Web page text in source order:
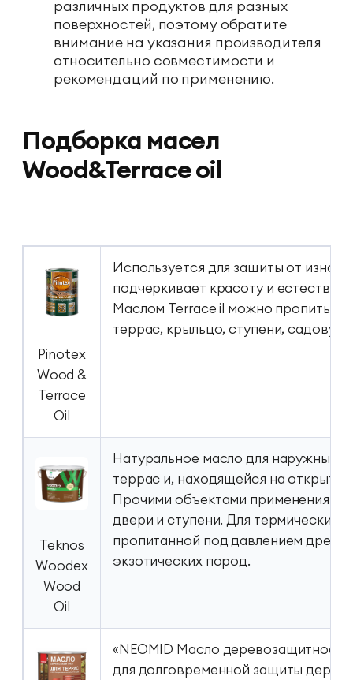
различных продуктов для разных
поверхностей, поэтому обратите
внимание на указания производителя
относительно совместимости и
рекомендаций по применению.
Подборка масел
Wood&Terrace oil
Pinotex
Wood &
Terrace
Oil
Используется для защиты от
подчеркивает красоту и
Маслом Terrace il можно
террас, крыльцо, ступени, садовую
Teknos
Woodex
Wood
Oil
Натуральное масло для наружных
террас и, находящейся на
Прочими объектами применения
двери и ступени. Для термически
пропитанной под давлением
экзотических пород.
«NEOMID Масло деревозащитное
для долговременной защиты